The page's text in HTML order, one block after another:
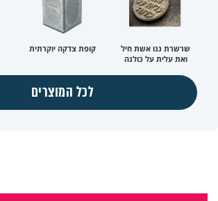
שרשרת ננו אשת חיל
ואת עלית על כולנה
קופת צדקה יוקרתית
לכל המוצרים